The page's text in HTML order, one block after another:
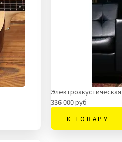
Электроакустическая
336 000 руб
К ТОВАРУ